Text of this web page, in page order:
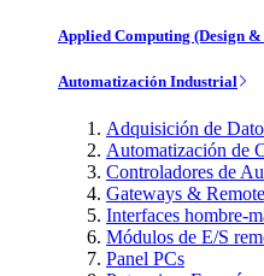
Applied Computing (Design
Automatización Industrial
Adquisición de
Automatización de
Controladores de
Gateways &
Interfaces hombre-
Módulos de E/S
Panel PCs